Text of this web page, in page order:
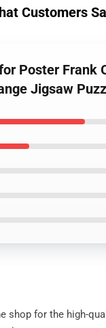
Customers
Poster Frank
Jigsaw
shop for the high-